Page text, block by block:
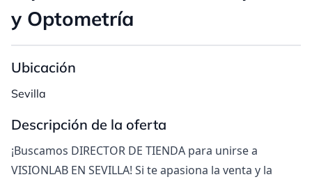
y Optometría
Ubicación
Sevilla
Descripción de la oferta
¡Buscamos DIRECTOR DE TIENDA para unirse a
VISIONLAB EN SEVILLA! Si te apasiona la venta y la